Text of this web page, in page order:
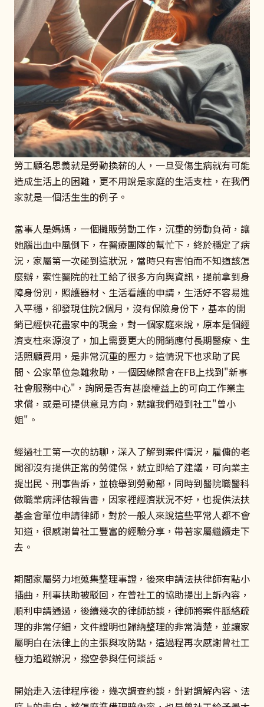
勞工顧名思義就是勞動換薪的人，一旦受傷生病就有可能
造成生活上的困難，更不用說是家庭的生活支柱，在我們
家就是一個活生生的例子。
當事人是媽媽，一個攤販勞動工作，沉重的勞動負荷，讓
她腦出血中風倒下，在醫療團隊的幫忙下，終於穩定了病
況，家屬第一次碰到這狀況，當時只有害怕而不知道該怎
麼辦，索性醫院的社工給了很多方向與資訊，提前拿到身
障身份別，照護器材、生活看護的申請，生活好不容易進
入平穩，卻發現住院2個月，沒有保險身份下，基本的開
銷已經快花盡家中的現金，對一個家庭來說，原本是個經
濟支柱來源沒了，加上需要更大的開銷應付長期醫療、生
活照顧費用，是非常沉重的壓力。這情況下也求助了民
間、公家單位急難救助，一個因緣際會在FB上找到"新事
社會服務中心"，詢問是否有甚麼權益上的可向工作業主
求償，或是可提供意見方向，就讓我們碰到社工"曾小
姐"。
經過社工第一次的訪聊，深入了解到案件情況，雇傭的老
闆卻沒有提供正常的勞健保，就立即給了建議，可向業主
提出民、刑事告訴，並檢舉到勞動部，同時到醫院職醫科
做職業病評估報告書，因家裡經濟狀況不好，也提供法扶
基金會單位申請律師，對於一般人來說這些平常人都不會
知道，很感謝曾社工豐富的經驗分享，帶著家屬繼續走下
去。
期間家屬努力地蒐集整理事證，後來申請法扶律師有點小
插曲，刑事扶助被駁回，在曾社工的協助提出上訴內容，
順利申請通過，後續幾次的律師訪談，律師將案件脈絡疏
理的非常仔細，文件證明也歸納整理的非常清楚，並讓家
屬明白在法律上的主張與攻防點，這過程再次感謝曾社工
極力追蹤辦況，撥空參與任何談話。
開始走入法律程序後，幾次調查約談，針對調解內容、法